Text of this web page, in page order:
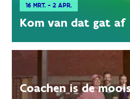
16 MRT. - 2 APR.
Kom van dat gat af
Coachen is de